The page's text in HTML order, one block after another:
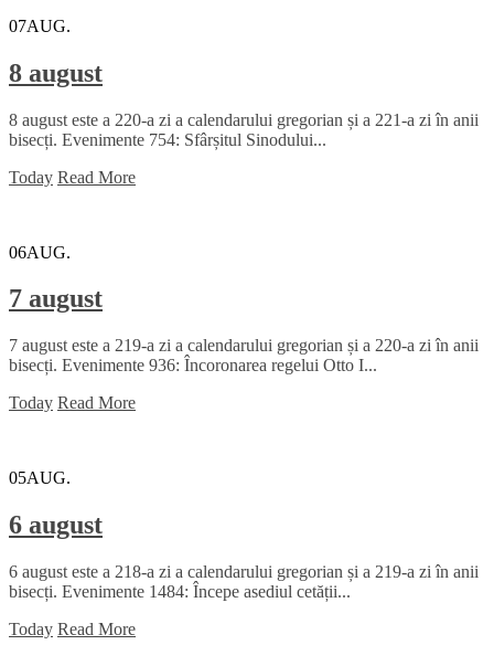
07AUG.
8 august
8 august este a 220-a zi a calendarului gregorian și a 221-a zi în anii
bisecți. Evenimente 754: Sfârșitul Sinodului...
Today Read More
06AUG.
7 august
7 august este a 219-a zi a calendarului gregorian și a 220-a zi în anii
bisecți. Evenimente 936: Încoronarea regelui Otto I...
Today Read More
05AUG.
6 august
6 august este a 218-a zi a calendarului gregorian și a 219-a zi în anii
bisecți. Evenimente 1484: Începe asediul cetății...
Today Read More